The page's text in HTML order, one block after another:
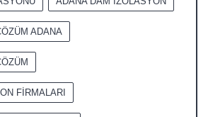
ADANA
FİRMALARI